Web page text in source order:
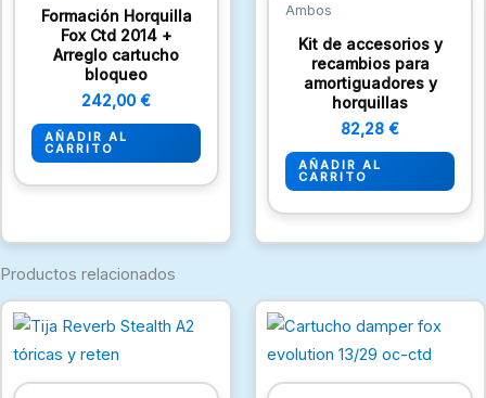
Formación Horquilla
Fox Ctd 2014 +
Arreglo cartucho
bloqueo
242,00 €
AÑADIR AL
CARRITO
Ambos
Kit de accesorios y
recambios para
amortiguadores y
horquillas
82,28 €
AÑADIR AL
CARRITO
Productos relacionados